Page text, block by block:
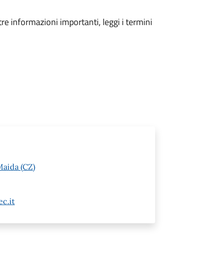
informazioni importanti, leggi i termini
(CZ)